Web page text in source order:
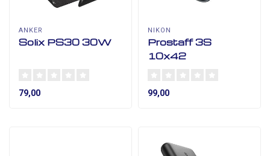
ANKER
Solix PS30 30W
79,00
NIKON
Prostaff 3S
10x42
99,00